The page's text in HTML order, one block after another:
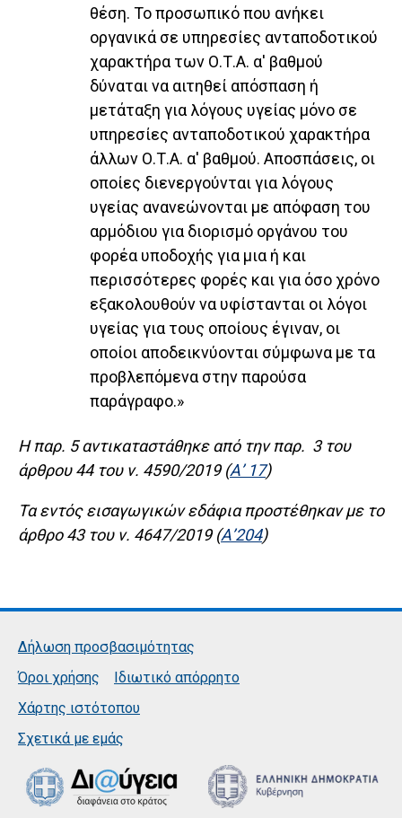
θέση. Το προσωπικό που ανήκει
οργανικά σε υπηρεσίες ανταποδοτικού
χαρακτήρα των Ο.Τ.Α. α' βαθμού
δύναται να αιτηθεί απόσπαση ή
μετάταξη για λόγους υγείας μόνο σε
υπηρεσίες ανταποδοτικού χαρακτήρα
άλλων Ο.Τ.Α. α' βαθμού. Αποσπάσεις, οι
οποίες διενεργούνται για λόγους
υγείας ανανεώνονται με απόφαση του
αρμόδιου για διορισμό οργάνου του
φορέα υποδοχής για μια ή και
περισσότερες φορές και για όσο χρόνο
εξακολουθούν να υφίστανται οι λόγοι
υγείας για τους οποίους έγιναν, οι
οποίοι αποδεικνύονται σύμφωνα με τα
προβλεπόμενα στην παρούσα
παράγραφο.»
Η παρ. 5 αντικαταστάθηκε από την παρ. 3 του
άρθρου 44 του ν. 4590/2019 (Α’ 17)
Τα εντός εισαγωγικών εδάφια προστέθηκαν με το
άρθρο 43 του ν. 4647/2019 (Α’204)
Δήλωση προσβασιμότητας
Όροι χρήσης
Ιδιωτικό απόρρητο
Χάρτης ιστότοπου
Σχετικά με εμάς